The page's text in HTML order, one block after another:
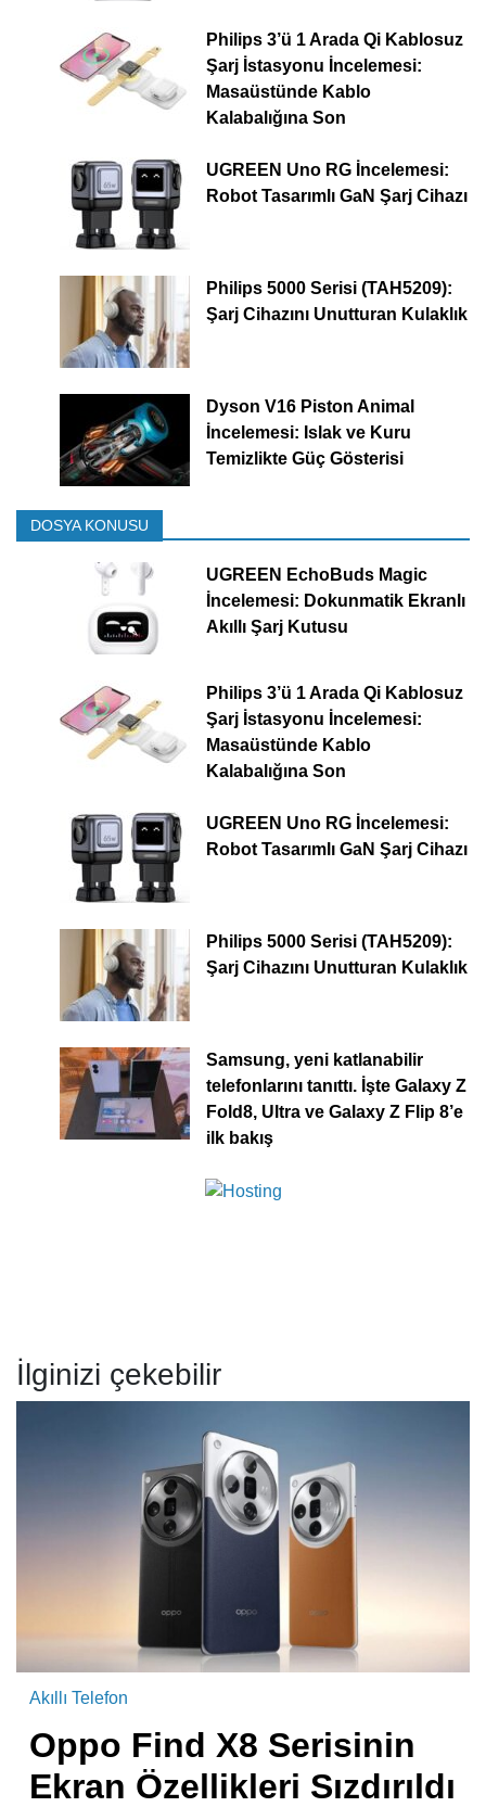
Philips 3’ü 1 Arada Qi Kablosuz
Şarj İstasyonu İncelemesi:
Masaüstünde Kablo
Kalabalığına Son
UGREEN Uno RG İncelemesi:
Robot Tasarımlı GaN Şarj Cihazı
Philips 5000 Serisi (TAH5209):
Şarj Cihazını Unutturan Kulaklık
Dyson V16 Piston Animal
İncelemesi: Islak ve Kuru
Temizlikte Güç Gösterisi
DOSYA KONUSU
UGREEN EchoBuds Magic
İncelemesi: Dokunmatik Ekranlı
Akıllı Şarj Kutusu
Philips 3’ü 1 Arada Qi Kablosuz
Şarj İstasyonu İncelemesi:
Masaüstünde Kablo
Kalabalığına Son
UGREEN Uno RG İncelemesi:
Robot Tasarımlı GaN Şarj Cihazı
Philips 5000 Serisi (TAH5209):
Şarj Cihazını Unutturan Kulaklık
Samsung, yeni katlanabilir
telefonlarını tanıttı. İşte Galaxy Z
Fold8, Ultra ve Galaxy Z Flip 8’e
ilk bakış
İlginizi çekebilir
Akıllı Telefon
Oppo Find X8 Serisinin
Ekran Özellikleri Sızdırıldı